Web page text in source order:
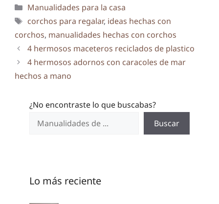
Categorías
Manualidades para la casa
Etiquetas
corchos para regalar, ideas hechas con
corchos, manualidades hechas con corchos
4 hermosos maceteros reciclados de plastico
4 hermosos adornos con caracoles de mar
hechos a mano
¿No encontraste lo que buscabas?
Buscar
Lo más reciente